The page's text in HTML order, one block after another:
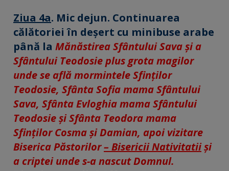
Ziua 4a. Mic dejun. Continuarea
călătoriei în deșert cu minibuse arabe
până la Mănăstirea Sfântului Sava și a
Sfântului Teodosie plus grota magilor
unde se află mormintele Sfinților
Teodosie, Sfânta Sofia mama Sfântului
Sava, Sfânta Evloghia mama Sfântului
Teodosie și Sfânta Teodora mama
Sfinților Cosma și Damian, apoi vizitare
Biserica Păstorilor– Bisericii Nativitatiiși
a criptei unde s-a nascut Domnul.